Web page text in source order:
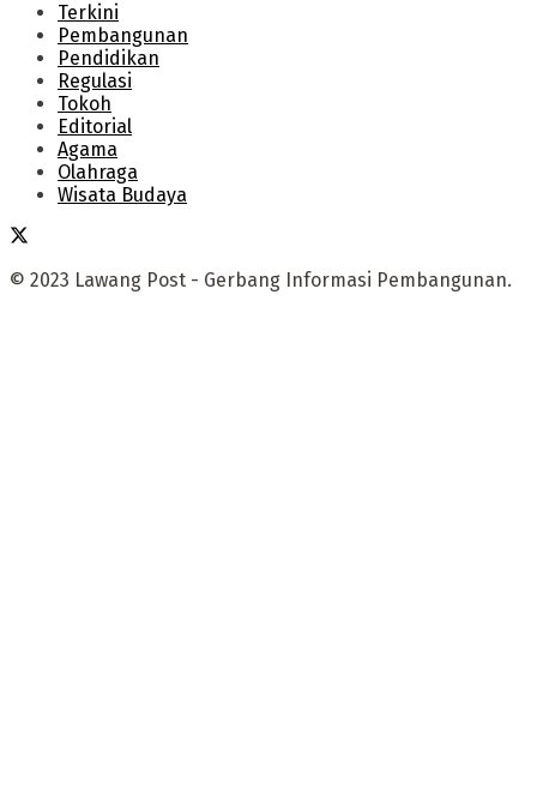
Terkini
Pembangunan
Pendidikan
Regulasi
Tokoh
Editorial
Agama
Olahraga
Wisata Budaya
© 2023 Lawang Post - Gerbang Informasi Pembangunan.